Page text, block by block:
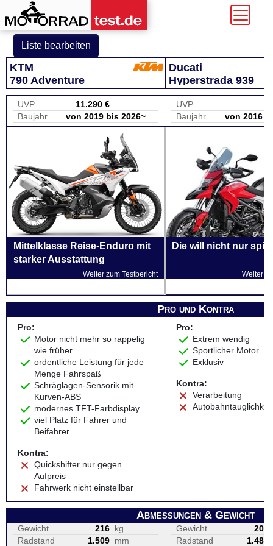
Liste bearbeiten
KTM
790 Adventure
Ducati
Hyperstrada 939
UVP
11.290 €
Baujahr
von 2019 bis 2026~
UVP
Baujahr
von 2016
Mittelklasse Reise-Enduro mit
starker Ausstattung
Weiter zum Testbericht
Die will nicht nur
Weiter
Pro und Kontra
Pro:
Motor nicht mehr so rappelig
wie früher
ordentliche Leistung für jede
Menge Fahrspaß
Schräglagen-Sensorik mit
Kurven-ABS
modernes TFT-Farbdisplay
viel Platz für Fahrer und
Beifahrer
Kontra:
Quickshifter nur gegen
Aufpreis
Fahrwerk nicht einstellbar
Pro:
Extrem wendig
Sportlicher Motor
Exklusiv
Kontra:
Verarbeitung
Autobahntauglichkeit
Abmessungen & Gewicht
Gewicht 216 kg
Radstand
1.509 mm
Gewicht
201
Radstand
1.485